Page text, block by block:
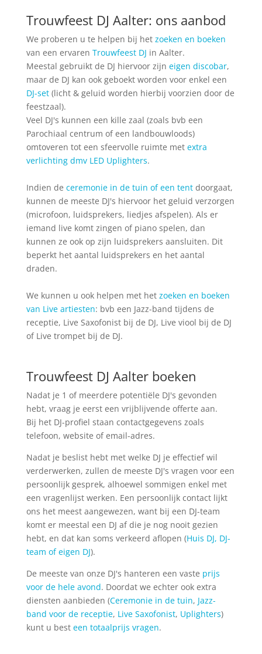
Trouwfeest DJ Aalter: ons aanbod
We proberen u te helpen bij het zoeken en boeken
van een ervaren Trouwfeest DJ in Aalter.
Meestal gebruikt de DJ hiervoor zijn eigen discobar,
maar de DJ kan ook geboekt worden voor enkel een
DJ-set (licht & geluid worden hierbij voorzien door de
feestzaal).
Veel DJ's kunnen een kille zaal (zoals bvb een
Parochiaal centrum of een landbouwloods)
omtoveren tot een sfeervolle ruimte met extra
verlichting dmv LED Uplighters.
Indien de ceremonie in de tuin of een tentdoorgaat,
kunnen de meeste DJ's hiervoor het geluid verzorgen
(microfoon, luidsprekers, liedjes afspelen). Als er
iemand live komt zingen of piano spelen, dan
kunnen ze ook op zijn luidsprekers aansluiten. Dit
beperkt het aantal luidsprekers en het aantal
draden.
We kunnen u ook helpen met het zoeken en boeken
van Live artiesten: bvb een Jazz-band tijdens de
receptie, Live Saxofonist bij de DJ, Live viool bij de DJ
of Live trompet bij de DJ.
Trouwfeest DJ Aalter boeken
Nadat je 1 of meerdere potentiële DJ's gevonden
hebt, vraag je eerst een vrijblijvende offerte aan.
Bij het DJ-profiel staan contactgegevens zoals
telefoon, website of email-adres.
Nadat je beslist hebt met welke DJ je effectief wil
verderwerken, zullen de meeste DJ's vragen voor een
persoonlijk gesprek, alhoewel sommigen enkel met
een vragenlijst werken. Een persoonlijk contact lijkt
ons het meest aangewezen, want bij een DJ-team
komt er meestal een DJ af die je nog nooit gezien
hebt, en dat kan soms verkeerd aflopen (Huis DJ, DJ-
team of eigen DJ).
De meeste van onze DJ's hanteren een vaste prijs
voor de hele avond. Doordat we echter ook extra
diensten aanbieden (Ceremonie in de tuin, Jazz-
band voor de receptie, Live Saxofonist, Uplighters)
kunt u best een totaalprijs vragen.